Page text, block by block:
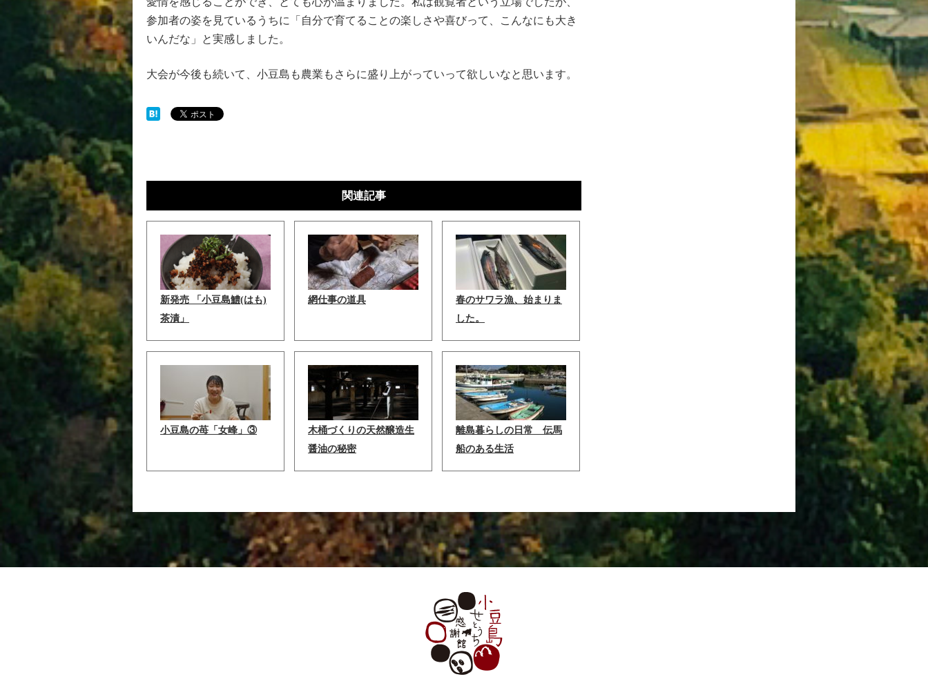
参加者の姿を見ているうちに「自分で育てることの楽しさや喜びって、こんなにも大き
いんだな」と実感しました。
大会が今後も続いて、小豆島も農業もさらに盛り上がっていって欲しいなと思います。
関連記事
新発売 「小豆島鱧(はも)
茶漬」
網仕事の道具
春のサワラ漁、始まりま
した。
小豆島の苺「女峰」③
木桶づくりの天然醸造生
醤油の秘密
離島暮らしの日常 伝馬
船のある生活